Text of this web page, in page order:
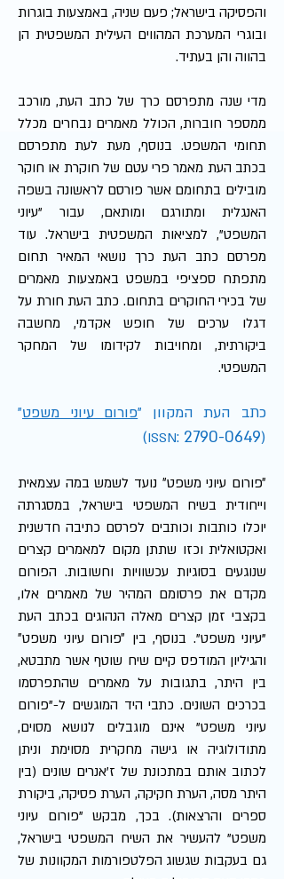
והפסיקה בישראל; פעם שניה, באמצעות בוגרות
ובוגרי המערכת המהווים העילית המשפטית הן
בהווה והן בעתיד.
מדי שנה מתפרסם כרך של כתב העת, מורכב
ממספר חוברות, הכולל מאמרים נבחרים מכלל
תחומי המשפט. בנוסף, מעת לעת מתפרסם
בכתב העת מאמר פרי עטם של חוקרת או חוקר
מובילים בתחומם אשר פורסם לראשונה בשפה
האנגלית ומתורגם ומותאם, עבור "עיוני
המשפט", למציאות המשפטית בישראל. עוד
מפרסם כתב העת כרך נושאי המאיר תחום
מתפתח ספציפי במשפט באמצעות מאמרים
של בכירי החוקרים בתחום. כתב העת חורת על
דגלו ערכים של חופש אקדמי, מחשבה
ביקורתית, ומחויבות לקידומו של המחקר
המשפטי.
כתב העת המקוון "פורום עיוני משפט"
(
ISSN: 2790-0649
)
״פורום עיוני משפט״ נועד לשמש במה עצמאית
וייחודית בשיח המשפטי בישראל, במסגרתה
יוכלו כותבות וכותבים לפרסם כתיבה חדשנית
ואקטואלית וכזו שתתן מקום למאמרים קצרים
שנוגעים בסוגיות עכשוויות וחשובות. הפורום
מקדם את פרסומם המהיר של מאמרים אלו,
בקצבי זמן קצרים מאלה הנהוגים בכתב העת
"עיוני משפט". בנוסף, בין ״פורום עיוני משפט״
והגיליון המודפס קיים שיח שוטף אשר מתבטא,
בין היתר, בתגובות על מאמרים שהתפרסמו
בכרכים השונים. כתבי היד המוגשים ל-"פורום
עיוני משפט" אינם מוגבלים לנושא מסוים,
מתודולוגיה או גישה מחקרית מסוימת וניתן
לכתוב אותם במתכונת של ז'אנרים שונים (בין
היתר מסה, הערת חקיקה, הערת פסיקה, ביקורת
ספרים והרצאות). בכך, מבקש "פורום עיוני
משפט" להעשיר את השיח המשפטי בישראל,
גם בעקבות שגשוג הפלטפורמות המקוונות של